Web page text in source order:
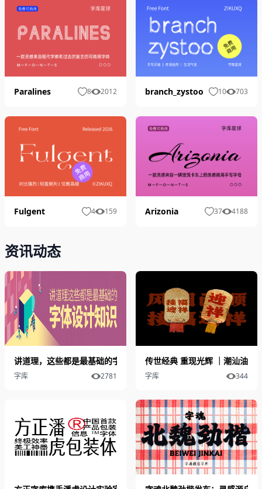
Paralines 8 2012 branch_zystoo 10 703
Fulgent 4 159 Arizonia 37 4188
资讯动态
讲道理，这些都是最基础的字体设计知识
字库 2781
传世经典 重现光辉 ｜潮汕油纸
字库 344